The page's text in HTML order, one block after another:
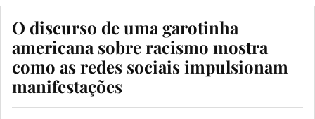
O discurso de uma garotinha
americana sobre racismo mostra
como as redes sociais impulsionam
manifestações